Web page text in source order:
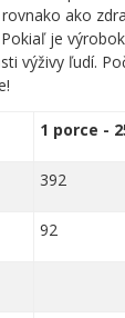
ako
je
výživy ľudí.
1 porce -
392
92